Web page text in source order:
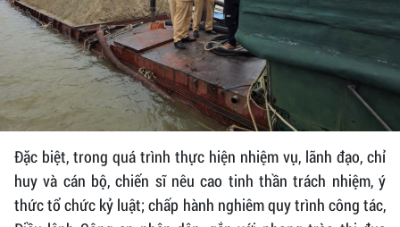
Đặc biệt, trong quá trình thực hiện nhiệm vụ, lãnh đạo, chỉ
huy và cán bộ, chiến sĩ nêu cao tinh thần trách nhiệm, ý
thức tổ chức kỷ luật; chấp hành nghiêm quy trình công tác,